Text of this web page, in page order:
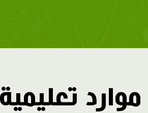
موارد